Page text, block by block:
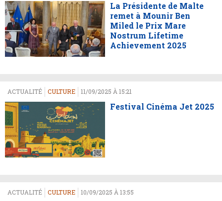
La Présidente de Malte
remet à Mounir Ben
Miled le Prix Mare
Nostrum Lifetime
Achievement 2025
ACTUALITÉ CULTURE 11/09/2025 À 15:21
Festival Cinéma Jet 2025
ACTUALITÉ CULTURE 10/09/2025 À 13:55